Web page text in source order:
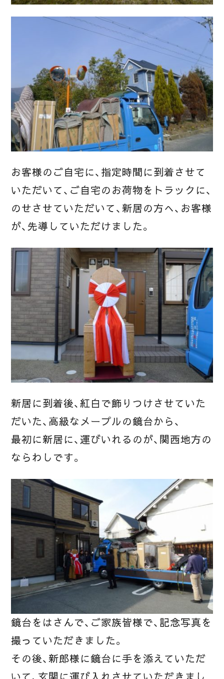
お客様のご自宅に、指定時間に到着させて
いただいて、ご自宅のお荷物をトラックに、
のせさせていただいて、新居の方へ、お客様
が、先導していただけました。
新居に到着後、紅白で飾りつけさせていた
だいた、高級なメープルの鏡台から、
最初に新居に、運びいれるのが、関西地方の
ならわしです。
鏡台をはさんで、ご家族皆様で、記念写真を
撮っていただきました。
その後、新郎様に鏡台に手を添えていただ